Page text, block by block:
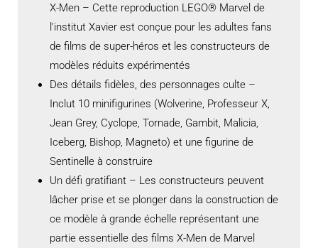
X-Men – Cette reproduction LEGO® Marvel de
l’institut Xavier est conçue pour les adultes fans
de films de super-héros et les constructeurs de
modèles réduits expérimentés
Des détails fidèles, des personnages culte –
Inclut 10 minifigurines (Wolverine, Professeur X,
Jean Grey, Cyclope, Tornade, Gambit, Malicia,
Iceberg, Bishop, Magneto) et une figurine de
Sentinelle à construire
Un défi gratifiant – Les constructeurs peuvent
lâcher prise et se plonger dans la construction de
ce modèle à grande échelle représentant une
partie essentielle des films X-Men de Marvel